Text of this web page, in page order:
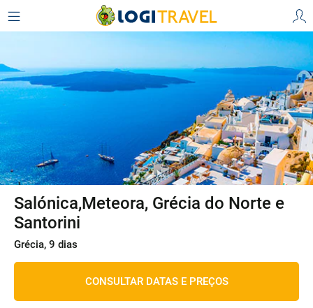
Salónica,Meteora, Grécia do Norte e
Santorini
Grécia, 9 dias
CONSULTAR DATAS E PREÇOS